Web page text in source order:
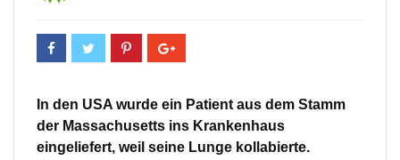
In den USA wurde ein Patient aus dem Stamm
der Massachusetts ins Krankenhaus
eingeliefert, weil seine Lunge kollabierte.